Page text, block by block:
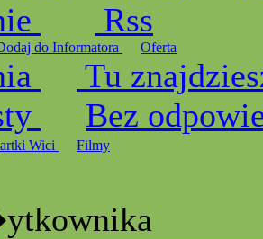
Rss
do Informatora Oferta
Tu
Bez
Wici Filmy